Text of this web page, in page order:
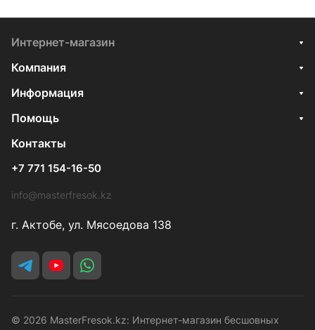
Интернет-магазин
Компания
Информация
Помощь
Контакты
+7 771 154-16-50
info@masterfresok.kz
г. Актобе, ул. Мясоедова 138
© 2026 MasterFresok.kz: Интернет-магазин бесшовных